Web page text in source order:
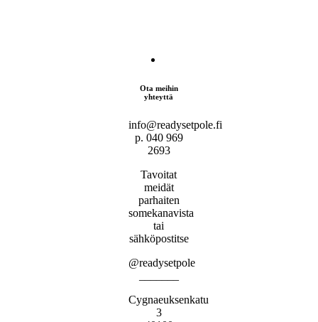
Ota meihin
yhteyttä
info@readysetpole.fi
p. 040 969
2693
Tavoitat
meidät
parhaiten
somekanavista
tai
sähköpostitse
@readysetpole
Cygnaeuksenkatu
3